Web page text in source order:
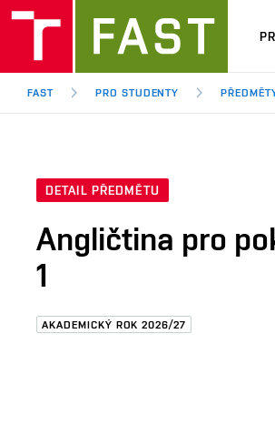
FAST PRO STUDENTY
DETAIL PŘEDMĚTU
Angličtina pro
1
AKADEMICKÝ ROK 2026/27